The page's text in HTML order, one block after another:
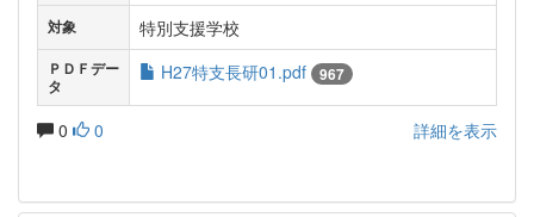
対象 特別支援学校
ＰＤＦデー
タ
H27特支長研01.pdf 967
0 0 詳細を表示